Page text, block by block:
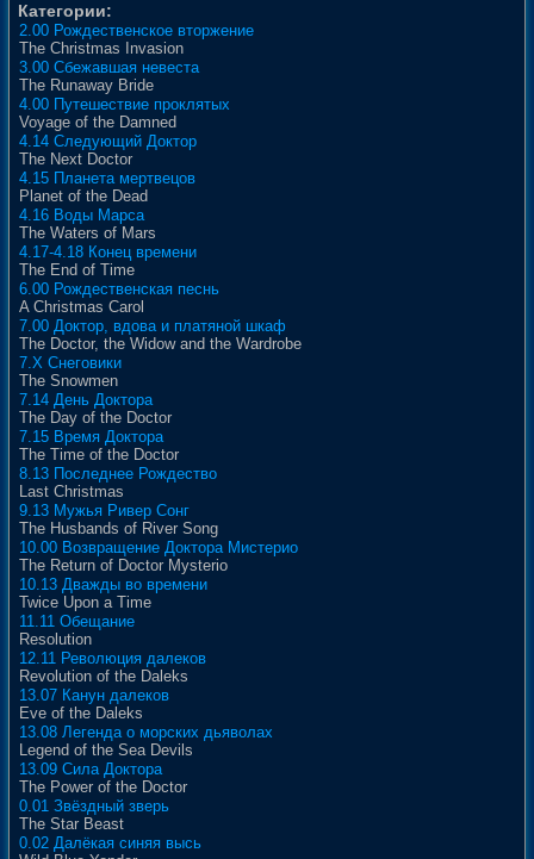
Категории:
2.00 Рождественское вторжение
The Christmas Invasion
3.00 Сбежавшая невеста
The Runaway Bride
4.00 Путешествие проклятых
Voyage of the Damned
4.14 Следующий Доктор
The Next Doctor
4.15 Планета мертвецов
Planet of the Dead
4.16 Воды Марса
The Waters of Mars
4.17-4.18 Конец времени
The End of Time
6.00 Рождественская песнь
A Christmas Carol
7.00 Доктор, вдова и платяной шкаф
The Doctor, the Widow and the Wardrobe
7.X Снеговики
The Snowmen
7.14 День Доктора
The Day of the Doctor
7.15 Время Доктора
The Time of the Doctor
8.13 Последнее Рождество
Last Christmas
9.13 Мужья Ривер Сонг
The Husbands of River Song
10.00 Возвращение Доктора Мистерио
The Return of Doctor Mysterio
10.13 Дважды во времени
Twice Upon a Time
11.11 Обещание
Resolution
12.11 Революция далеков
Revolution of the Daleks
13.07 Канун далеков
Eve of the Daleks
13.08 Легенда о морских дьяволах
Legend of the Sea Devils
13.09 Сила Доктора
The Power of the Doctor
0.01 Звёздный зверь
The Star Beast
0.02 Далёкая синяя высь